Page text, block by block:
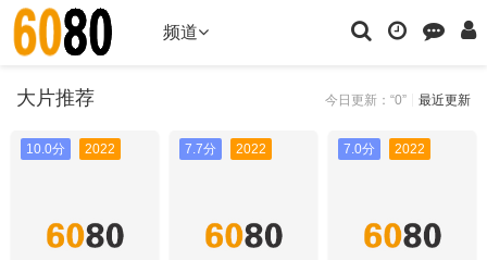
频道
今日更新：“0” 最近更新
大片推荐
10.0分 2022 7.7分 2022 7.0分 2022